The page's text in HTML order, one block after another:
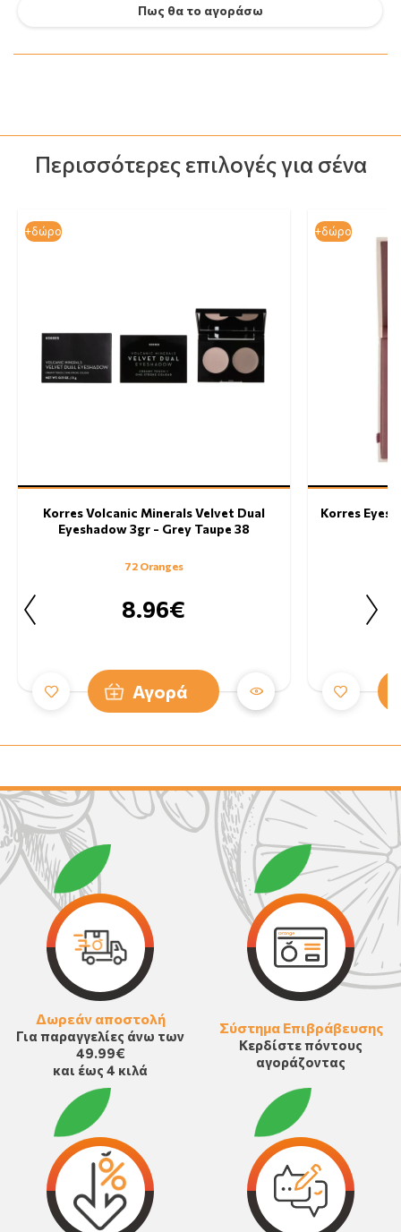
Πως θα το αγοράσω
Περισσότερες επιλογές για σένα
+δώρο
Korres Volcanic Minerals Velvet Dual
Eyeshadow 3gr - Grey Taupe 38
72 Oranges
8.96€
Αγορά
+δώρο
Korres
Δωρεάν αποστολή
Για παραγγελίες άνω των
49.99€
και έως 4 κιλά
Σύστημα Επιβράβευσης
Κερδίστε πόντους
αγοράζοντας